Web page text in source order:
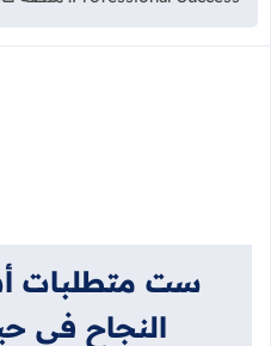
ست متطلبات
النجاح في